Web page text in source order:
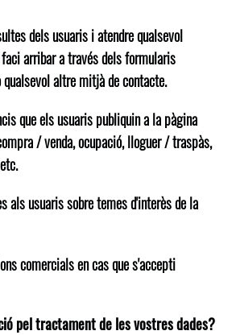
dels usuaris i atendre qualsevol
arribar a través dels formularis
altre mitjà de contacte.
que els usuaris publiquin a la pàgina
/ venda, ocupació, lloguer / traspàs,
als usuaris sobre temes d'interès de la
comercials en cas que s'accepti
pel tractament de les vostres dades?